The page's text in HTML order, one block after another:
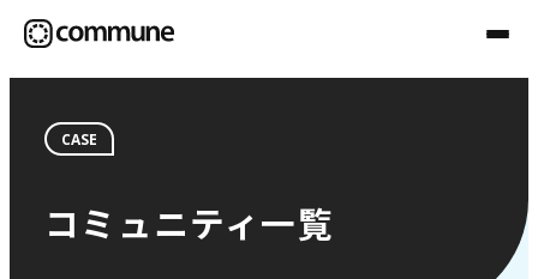
Communeについて
プロフェッショナル
CASE
コミュニティ一覧